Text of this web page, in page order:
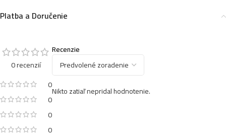
Platba a Doručenie
0 recenzií
0
0
0
0
Recenzie
Nikto zatiaľ nepridal hodnotenie.